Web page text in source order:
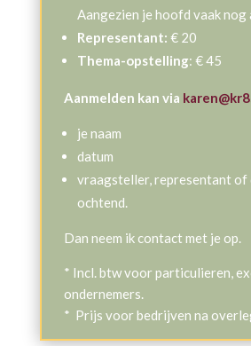
Aangezien je hoofd vaak
Representant: € 20
Thema-opstelling: € 45
Aanmelden kan via
je naam
datum
vraagsteller, representant of
ochtend.
Dan neem ik contact met je op.
* Incl. btw voor particulieren,
ondernemers.
* Prijs voor bedrijven na